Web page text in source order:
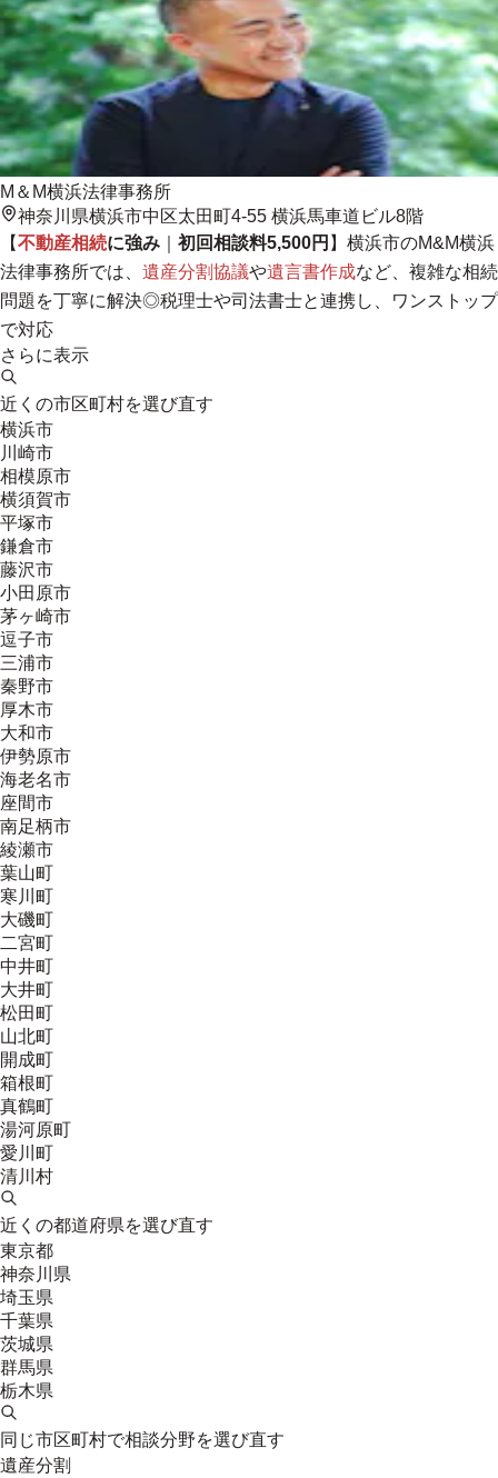
M＆M横浜法律事務所
神奈川県横浜市中区太田町4-55 横浜馬車道ビル8階
【不動産相続に強み 初回相談料5,500円 】横浜市のM&M横浜
法律事務所では、 遺産分割協議や遺言書作成など、複雑な相続
問題を丁寧に解決◎税理士や司法書士と連携し、
ワンストップ
で対応
さらに表示
近くの市区町村を選び直す
横浜市
川崎市
相模原市
横須賀市
平塚市
鎌倉市
藤沢市
小田原市
茅ヶ崎市
逗子市
三浦市
秦野市
厚木市
大和市
伊勢原市
海老名市
座間市
南足柄市
綾瀬市
葉山町
寒川町
大磯町
二宮町
中井町
大井町
松田町
山北町
開成町
箱根町
真鶴町
湯河原町
愛川町
清川村
近くの都道府県を選び直す
東京都
神奈川県
埼玉県
千葉県
茨城県
群馬県
栃木県
同じ市区町村で相談分野を選び直す
遺産分割